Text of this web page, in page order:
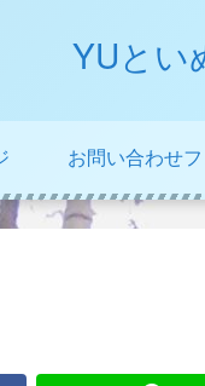
YUとい
お問い合わせ